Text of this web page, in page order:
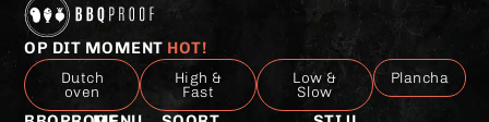
OP DIT MOMENT HOT!
Dutch
oven
High &
Fast
Low &
Slow
Plancha